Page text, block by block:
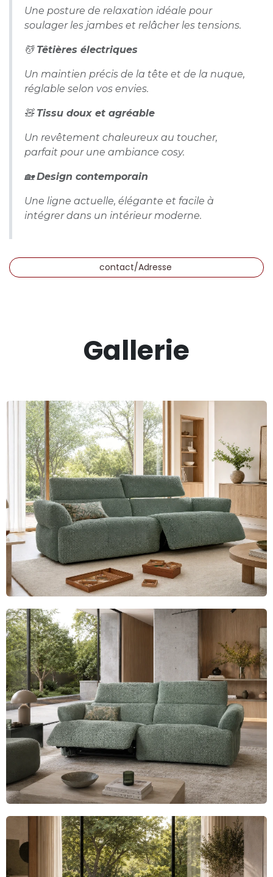
Une posture de relaxation idéale pour
soulager les jambes et relâcher les tensions.
💆 Têtières électriques
Un maintien précis de la tête et de la nuque,
réglable selon vos envies.
🧸 Tissu doux et agréable
Un revêtement chaleureux au toucher,
parfait pour une ambiance cosy.
🏡Design contemporain
Une ligne actuelle, élégante et facile à
intégrer dans un intérieur moderne.
contact/Adresse
Gallerie